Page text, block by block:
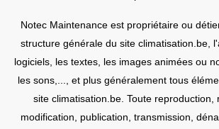
Notec Maintenance est propriétaire ou
structure générale du site climatisation.be,
logiciels, les textes, les images animées ou
les sons,..., et plus généralement tous
site climatisation.be. Toute reproduction,
modification, publication, transmission,